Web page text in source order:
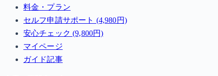
料金・プラン
セルフ申請サポート (4,980円)
安心チェック (9,800円)
マイページ
ガイド記事